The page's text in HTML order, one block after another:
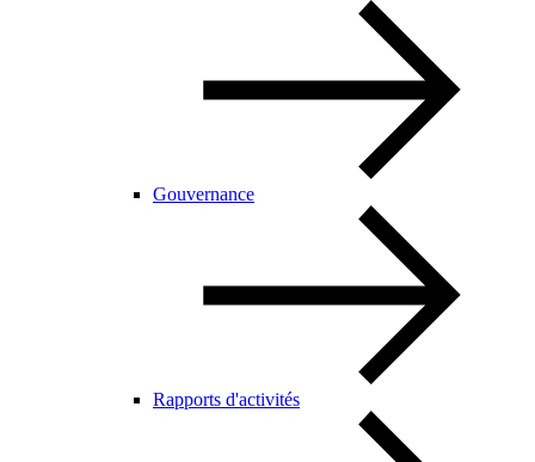
Gouvernance
Rapports d'activités